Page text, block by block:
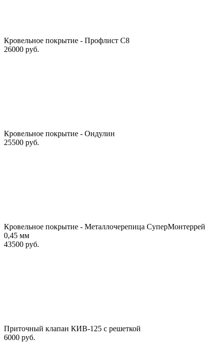
Кровельное покрытие - Профлист С8
26000 руб.
Кровельное покрытие - Ондулин
25500 руб.
Кровельное покрытие - Металлочерепица СуперМонтеррей
0,45 мм
43500 руб.
Приточный клапан КИВ-125 с решеткой
6000 руб.